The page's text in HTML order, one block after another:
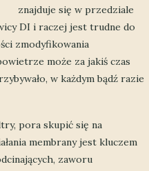
znajduje się w przedziale
DI i raczej jest trudne do
zmodyfikowania
może za jakiś czas
w każdym bądź razie
pora skupić się na
membrany jest kluczem
zaworu